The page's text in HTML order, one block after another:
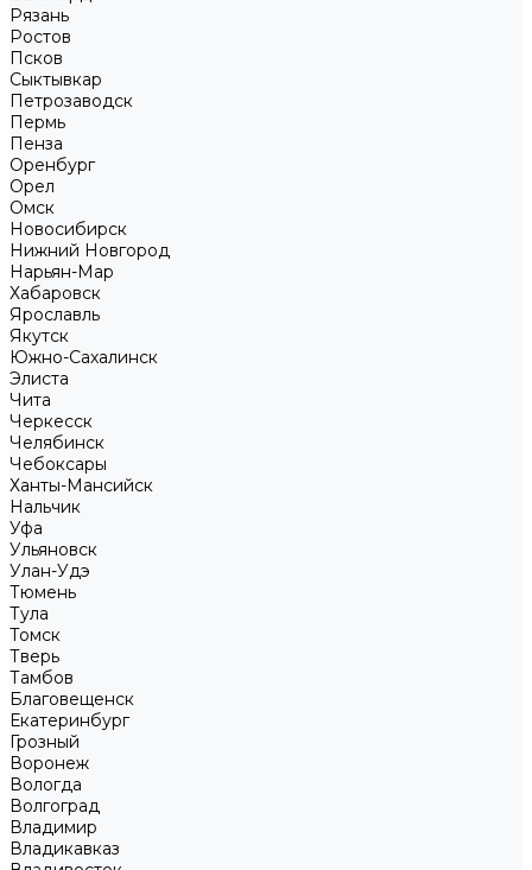
Рязань
Ростов
Псков
Сыктывкар
Петрозаводск
Пермь
Пенза
Оренбург
Орел
Омск
Новосибирск
Нижний Новгород
Нарьян-Мар
Хабаровск
Ярославль
Якутск
Южно-Сахалинск
Элиста
Чита
Черкесск
Челябинск
Чебоксары
Ханты-Мансийск
Нальчик
Уфа
Ульяновск
Улан-Удэ
Тюмень
Тула
Томск
Тверь
Тамбов
Благовещенск
Екатеринбург
Грозный
Воронеж
Вологда
Волгоград
Владимир
Владикавказ